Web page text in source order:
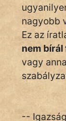
nagyobb
Ez az
nem bírál
vagy
--